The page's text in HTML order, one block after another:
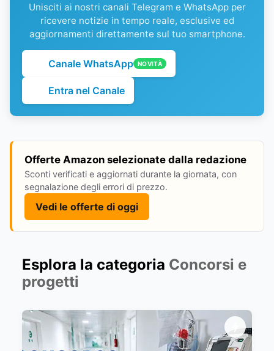
Unisciti ai nostri canali Telegram e WhatsApp per
ricevere notizie in tempo reale, esclusive ed
aggiornamenti direttamente sul tuo smartphone.
Canale WhatsApp NOVITÀ
Entra nel Canale
Offerte Amazon selezionate dalla redazione
Sconti verificati e aggiornati durante la giornata, con
segnalazione degli errori di prezzo.
Vedi le offerte di oggi
Esplora la categoria Concorsi e
progetti